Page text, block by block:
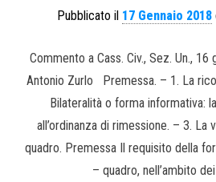
Pubblicato il 17 Gennaio 2018
Commento a Cass. Civ., Sez. Un., 16
Antonio Zurlo Premessa. – 1. La
Bilateralità o forma informativa:
all’ordinanza di rimessione. – 3.
quadro. Premessa Il requisito della
– quadro, nell’ambito